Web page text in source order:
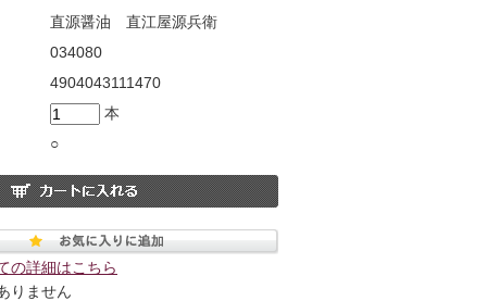
直源醤油 直江屋源兵衛
034080
4904043111470
本
○
の詳細はこちら
りません